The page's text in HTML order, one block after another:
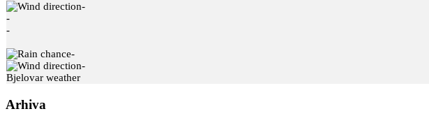
-
-
-
-
-
Bjelovar weather
Arhiva